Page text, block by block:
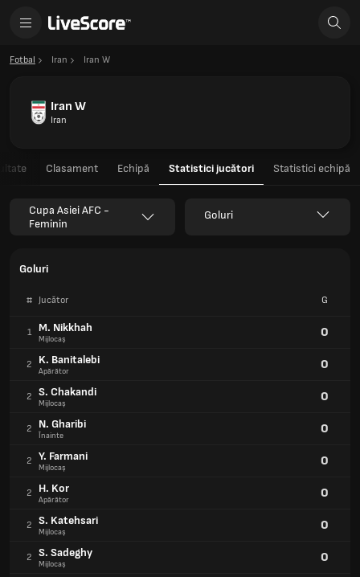
Fotbal Iran Iran W
Iran W
Iran
Clasament Echipă Statistici jucători Statistici echipă
Cupa Asiei AFC -
Feminin
Goluri
Goluri
# Jucător G
1 M. Nikkhah
Mijlocaș 0
2 K. Banitalebi
Apărător 0
2 S. Chakandi
Mijlocaș 0
2 N. Gharibi
Înainte 0
2 Y. Farmani
Mijlocaș 0
2 H. Kor
Apărător 0
2 S. Katehsari
Mijlocaș 0
2 S. Sadeghy
Mijlocaș 0